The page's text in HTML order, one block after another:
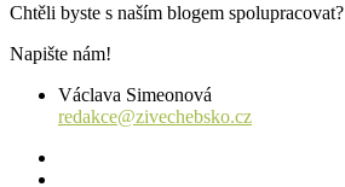
Chtěli byste s naším blogem spolupracovat?
Napište nám!
Václava Simeonová
redakce@zivechebsko.cz